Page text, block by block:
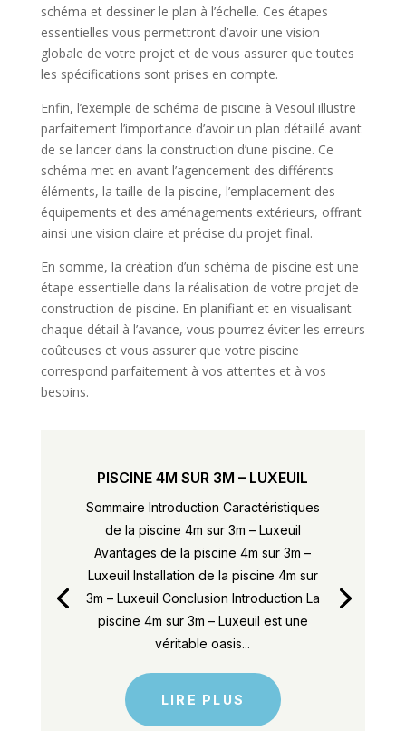
schéma et dessiner le plan à l’échelle. Ces étapes
essentielles vous permettront d’avoir une vision
globale de votre projet et de vous assurer que toutes
les spécifications sont prises en compte.
Enfin, l’exemple de schéma de piscine à Vesoul illustre
parfaitement l’importance d’avoir un plan détaillé avant
de se lancer dans la construction d’une piscine. Ce
schéma met en avant l’agencement des différents
éléments, la taille de la piscine, l’emplacement des
équipements et des aménagements extérieurs, offrant
ainsi une vision claire et précise du projet final.
En somme, la création d’un schéma de piscine est une
étape essentielle dans la réalisation de votre projet de
construction de piscine. En planifiant et en visualisant
chaque détail à l’avance, vous pourrez éviter les erreurs
coûteuses et vous assurer que votre piscine
correspond parfaitement à vos attentes et à vos
besoins.
PISCINE 4M SUR 3M – LUXEUIL
Sommaire Introduction Caractéristiques
de la piscine 4m sur 3m – Luxeuil
Avantages de la piscine 4m sur 3m –
Luxeuil Installation de la piscine 4m sur
3m – Luxeuil Conclusion Introduction La
piscine 4m sur 3m – Luxeuil est une
véritable oasis...
LIRE PLUS